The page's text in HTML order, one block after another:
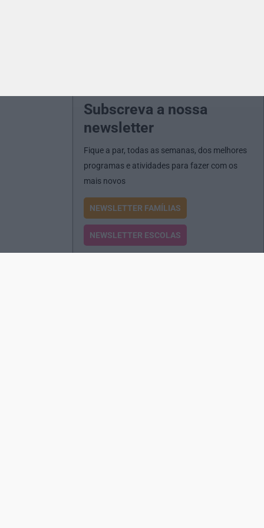
Subscreva a nossa
newsletter
Fique a par, todas as semanas, dos melhores
programas e atividades para fazer com os
mais novos
NEWSLETTER FAMÍLIAS
NEWSLETTER ESCOLAS